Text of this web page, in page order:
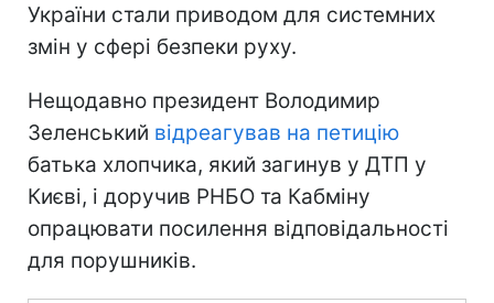
України стали приводом для системних
змін у сфері безпеки руху.
Нещодавно президент Володимир
Зеленський відреагував на петицію
батька хлопчика, який загинув у ДТП у
Києві, і доручив РНБО та Кабміну
опрацювати посилення відповідальності
для порушників.